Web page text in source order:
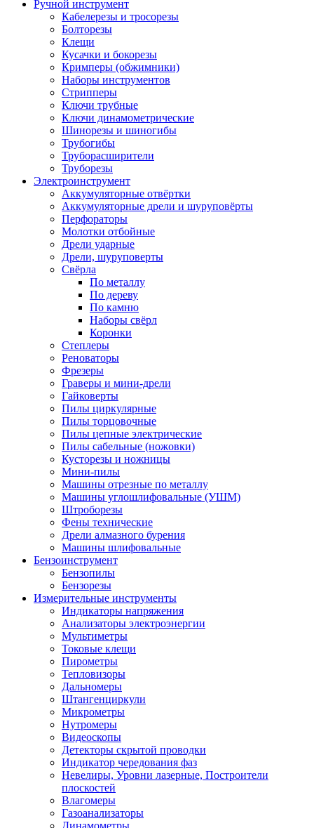
Ручной инструмент
Кабелерезы и тросорезы
Болторезы
Клещи
Кусачки и бокорезы
Кримперы (обжимники)
Наборы инструментов
Стрипперы
Ключи трубные
Ключи динамометрические
Шинорезы и шиногибы
Трубогибы
Труборасширители
Труборезы
Электроинструмент
Аккумуляторные отвёртки
Аккумуляторные дрели и шуруповёрты
Перфораторы
Молотки отбойные
Дрели ударные
Дрели, шуруповерты
Свёрла
По металлу
По дереву
По камню
Наборы свёрл
Коронки
Степлеры
Реноваторы
Фрезеры
Граверы и мини-дрели
Гайковерты
Пилы циркулярные
Пилы торцовочные
Пилы цепные электрические
Пилы сабельные (ножовки)
Кусторезы и ножницы
Мини-пилы
Машины отрезные по металлу
Машины углошлифовальные (УШМ)
Штроборезы
Фены технические
Дрели алмазного бурения
Машины шлифовальные
Бензоинструмент
Бензопилы
Бензорезы
Измерительные инструменты
Индикаторы напряжения
Анализаторы электроэнергии
Мультиметры
Токовые клещи
Пирометры
Тепловизоры
Дальномеры
Штангенциркули
Микрометры
Нутромеры
Видеоскопы
Детекторы скрытой проводки
Индикатор чередования фаз
Невелиры, Уровни лазерные, Построители
плоскостей
Влагомеры
Газоанализаторы
Динамометры